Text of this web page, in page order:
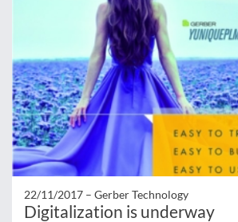
22/11/2017 – Gerber Technology
Digitalization is underway